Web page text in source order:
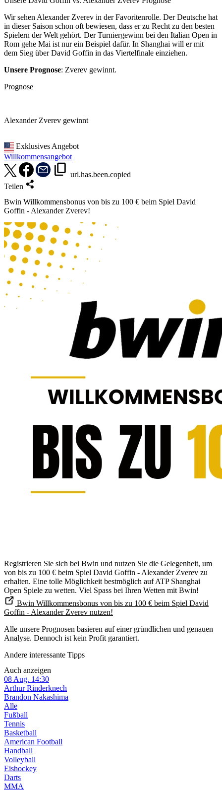
Wir sehen Alexander Zverev in der Favoritenrolle. Der Deutsche hat
in dieser Saison schon oft bewiesen, dass er zu Recht zu den besten
Spielern der Welt gehört. Der Turniergewinn bei den Italian Open in
Rom gehe Mai ist nur ein Beispiel dafür. In Shanghai will er mit
dem Sieg über David Goffin in das Viertelfinale einziehen.
Unsere Prognose: Zverev gewinnt.
Prognose
Alexander Zverev gewinnt
Exklusives Angebot
Willkommensangebot
url.has.been.copied
Teilen
Bwin Willkommensbonus von bis zu 100 € beim Spiel David
Goffin - Alexander Zverev!
Registrieren Sie sich bei Bwin und nutzen Sie die Gelegenheit, um
von bis zu 100 € beim Spiel David Goffin - Alexander Zverev zu
erhalten. Eine tolle Möglichkeit bestmöglich auf ATP Shanghai
Open Spiele zu wetten. Viel Spass bei Ihren Wetten mit Bwin!
Bwin Willkommensbonus von bis zu 100 € beim Spiel David
Goffin - Alexander Zverev nutzen!
Alle unsere Prognosen basieren auf einer gründlichen und genauen
Analyse. Dennoch ist kein Profit garantiert.
Andere interessante Tipps
Auch anzeigen
08 Aug. 14:30
Arthur Rinderknech
Brandon Nakashima
Alle
Fußball
Tennis
Basketball
American Football
Handball
Volleyball
Eishockey
Darts
MMA